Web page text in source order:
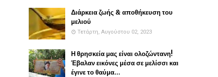
Διάρκεια ζωής & αποθήκευση του
μελιού
Τετάρτη, Αυγούστου 02, 2023
Η θρησκεία μας είναι ολοζώντανη!
Έβαλαν εικόνες μέσα σε μελίσσι και
έγινε το θαύμα...